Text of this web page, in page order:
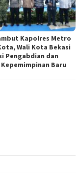
Kapolres Metro
Wali Kota Bekasi
Pengabdian dan
Baru